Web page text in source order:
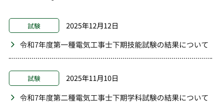
試験
2025年12月12日
令和7年度第一種電気工事士下期技能試験の結果について
試験
2025年11月10日
令和7年度第二種電気工事士下期学科試験の結果について